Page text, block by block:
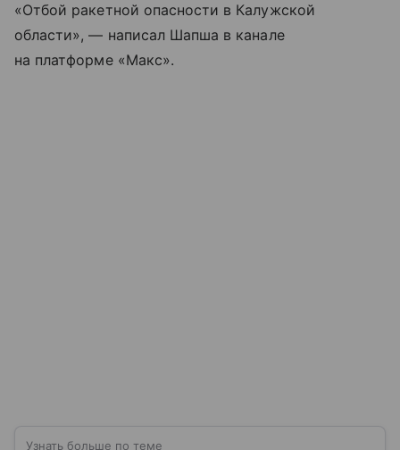
«Отбой ракетной опасности в Калужской
области», — написал Шапша в канале
на платформе «Макс».
Узнать больше по теме